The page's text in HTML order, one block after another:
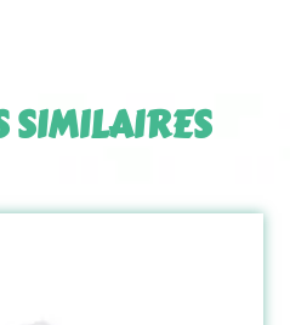
SIMILAIRES